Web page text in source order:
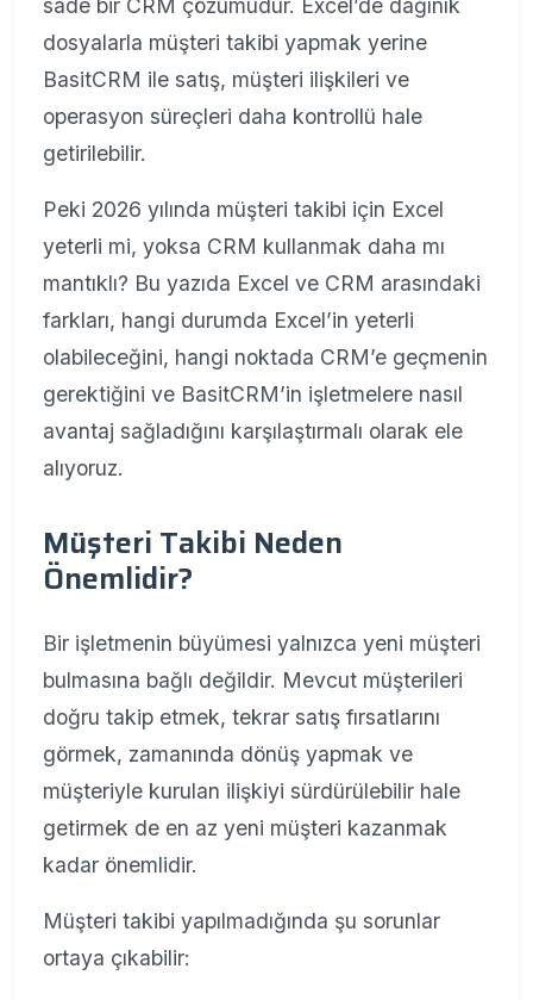
sade bir CRM çözümüdür. Excel’de dağınık
dosyalarla müşteri takibi yapmak yerine
BasitCRM ile satış, müşteri ilişkileri ve
operasyon süreçleri daha kontrollü hale
getirilebilir.
Peki 2026 yılında müşteri takibi için Excel
yeterli mi, yoksa CRM kullanmak daha mı
mantıklı? Bu yazıda Excel ve CRM arasındaki
farkları, hangi durumda Excel’in yeterli
olabileceğini, hangi noktada CRM’e geçmenin
gerektiğini ve BasitCRM’in işletmelere nasıl
avantaj sağladığını karşılaştırmalı olarak ele
alıyoruz.
Müşteri Takibi Neden
Önemlidir?
Bir işletmenin büyümesi yalnızca yeni müşteri
bulmasına bağlı değildir. Mevcut müşterileri
doğru takip etmek, tekrar satış fırsatlarını
görmek, zamanında dönüş yapmak ve
müşteriyle kurulan ilişkiyi sürdürülebilir hale
getirmek de en az yeni müşteri kazanmak
kadar önemlidir.
Müşteri takibi yapılmadığında şu sorunlar
ortaya çıkabilir: